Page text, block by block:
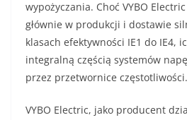
wypożyczania. Choć VYBO
głównie w produkcji i dostawie
klasach efektywności IE1 do IE4,
integralną częścią systemów
przez przetwornice częstotliwości.
VYBO Electric, jako producent